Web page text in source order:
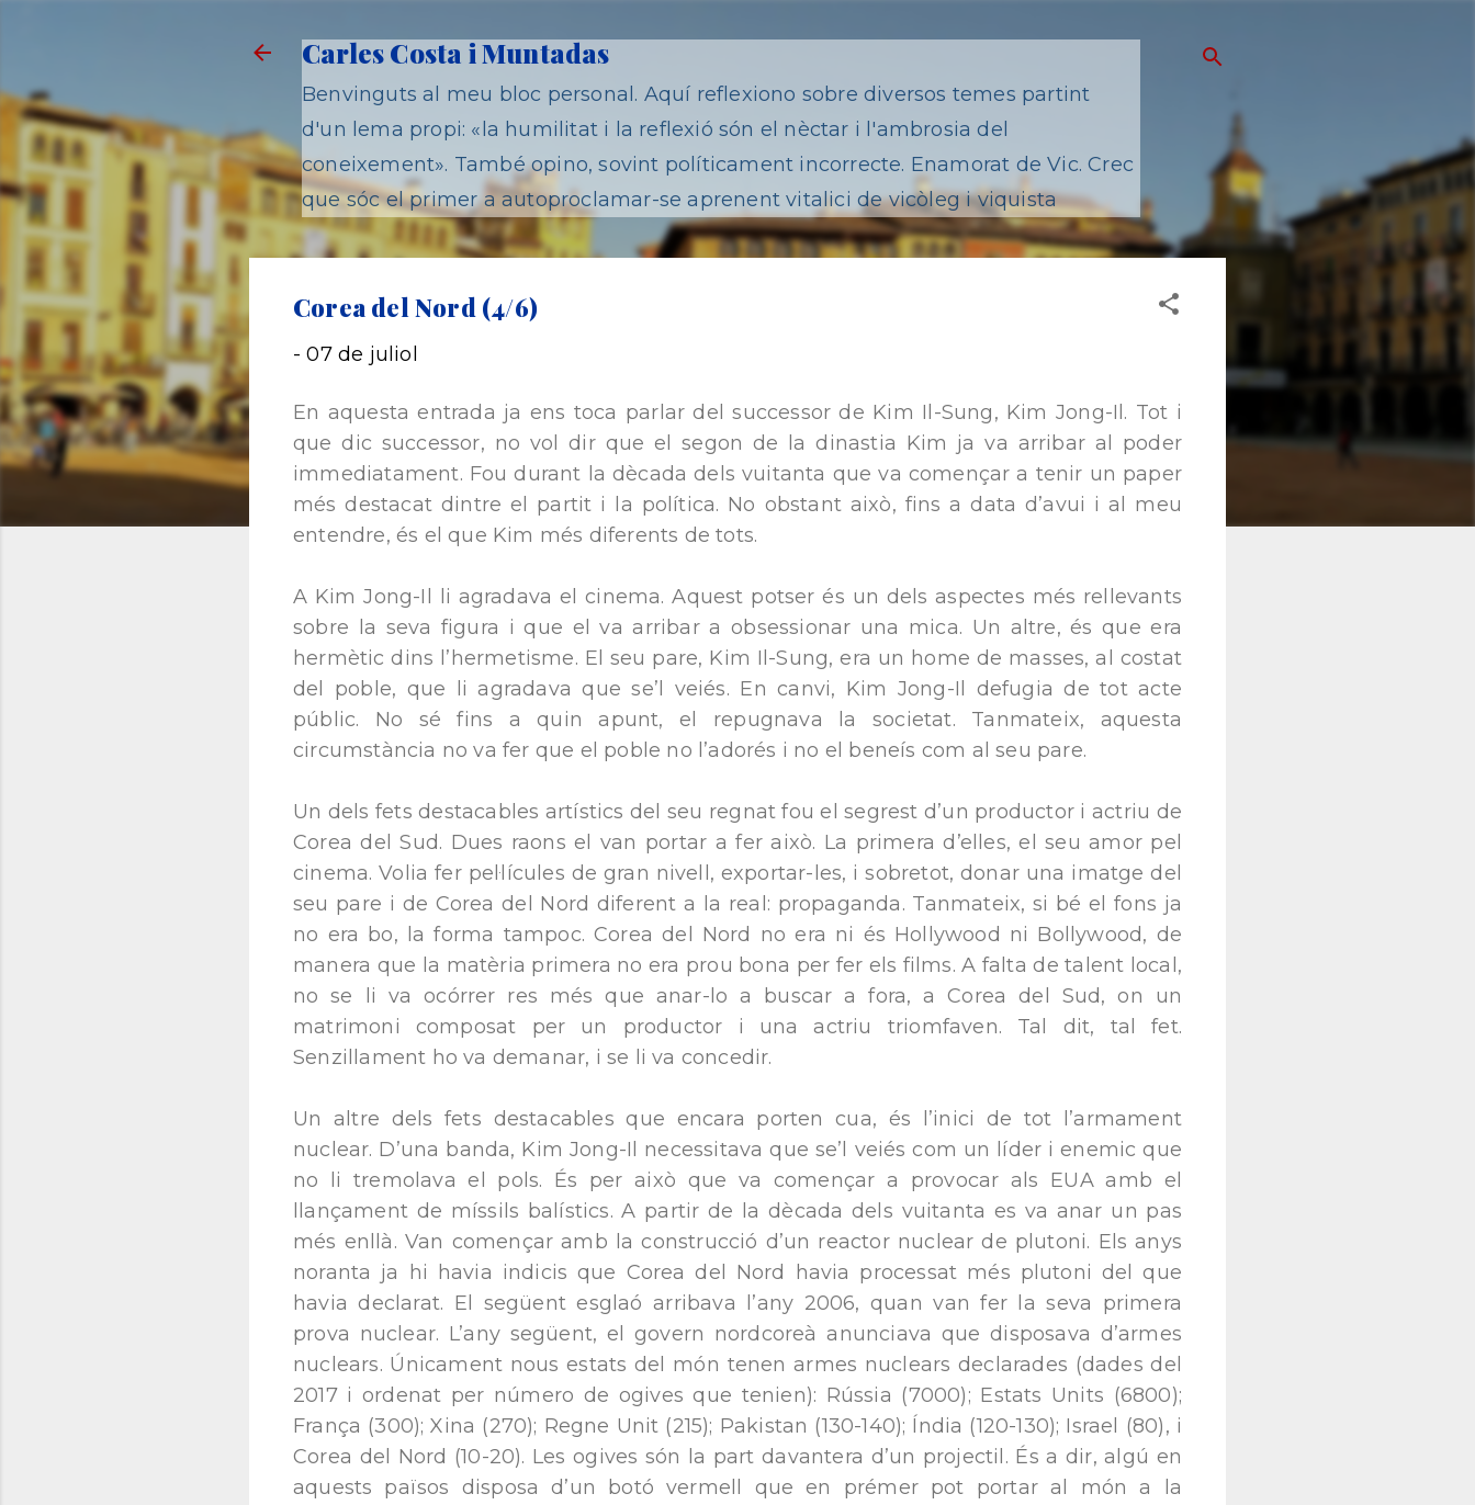
Carles Costa i Muntadas
Benvinguts al meu bloc personal. Aquí reflexiono sobre diversos temes partint
d'un lema propi: «la humilitat i la reflexió són el nèctar i l'ambrosia del
coneixement». També opino, sovint políticament incorrecte. Enamorat de Vic. Crec
que sóc el primer a autoproclamar-se aprenent vitalici de vicòleg i viquista
Corea del Nord (4/6)
-07 de juliol
En aquesta entrada ja ens toca parlar del successor de Kim Il-Sung, Kim Jong-Il. Tot i
que dic successor, no vol dir que el segon de la dinastia Kim ja va arribar al poder
immediatament. Fou durant la dècada dels vuitanta que va començar a tenir un paper
més destacat dintre el partit i la política. No obstant això, fins a data d’avui i al meu
entendre, és el que Kim més diferents de tots.
A Kim Jong-Il li agradava el cinema. Aquest potser és un dels aspectes més rellevants
sobre la seva figura i que el va arribar a obsessionar una mica. Un altre, és que era
hermètic dins l’hermetisme. El seu pare, Kim Il-Sung, era un home de masses, al costat
del poble, que li agradava que se’l veiés. En canvi, Kim Jong-Il defugia de tot acte
públic. No sé fins a quin apunt, el repugnava la societat. Tanmateix, aquesta
circumstància no va fer que el poble no l’adorés i no el beneís com al seu pare.
Un dels fets destacables artístics del seu regnat fou el segrest d’un productor i actriu de
Corea del Sud. Dues raons el van portar a fer això. La primera d’elles, el seu amor pel
cinema. Volia fer pel·lícules de gran nivell, exportar-les, i sobretot, donar una imatge del
seu pare i de Corea del Nord diferent a la real: propaganda. Tanmateix, si bé el fons ja
no era bo, la forma tampoc. Corea del Nord no era ni és Hollywood ni Bollywood, de
manera que la matèria primera no era prou bona per fer els films. A falta de talent local,
no se li va ocórrer res més que anar-lo a buscar a fora, a Corea del Sud, on un
matrimoni composat per un productor i una actriu triomfaven. Tal dit, tal fet.
Senzillament ho va demanar, i se li va concedir.
Un altre dels fets destacables que encara porten cua, és l’inici de tot l’armament
nuclear. D’una banda, Kim Jong-Il necessitava que se’l veiés com un líder i enemic que
no li tremolava el pols. És per això que va començar a provocar als EUA amb el
llançament de míssils balístics. A partir de la dècada dels vuitanta es va anar un pas
més enllà. Van començar amb la construcció d’un reactor nuclear de plutoni. Els anys
noranta ja hi havia indicis que Corea del Nord havia processat més plutoni del que
havia declarat. El següent esglaó arribava l’any 2006, quan van fer la seva primera
prova nuclear. L’any següent, el govern nordcoreà anunciava que disposava d’armes
nuclears. Únicament nous estats del món tenen armes nuclears declarades (dades del
2017 i ordenat per número de ogives que tenien): Rússia (7000); Estats Units (6800);
França (300); Xina (270); Regne Unit (215); Pakistan (130-140); Índia (120-130); Israel (80), i
Corea del Nord (10-20). Les ogives són la part davantera d’un projectil. És a dir, algú en
aquests països disposa d’un botó vermell que en prémer pot portar al món a la